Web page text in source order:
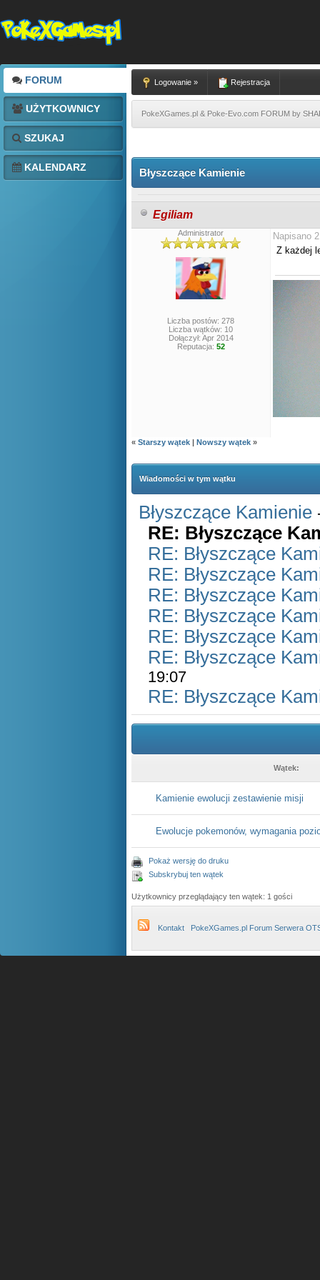
FORUM
UŻYTKOWNICY
SZUKAJ
KALENDARZ
Logowanie » Rejestracja
PokeXGames.pl & Poke-Evo.com FORUM by
Błyszczące Kamienie
Egiliam
Administrator
Liczba postów: 278
Liczba wątków: 10
Dołączył: Apr 2014
Reputacja: 52
Napisano
Z każdej
« Starszy wątek | Nowszy wątek »
Wiadomości w tym wątku
Błyszczące Kamienie
RE: Błyszczące
RE: Błyszczące
RE: Błyszczące
RE: Błyszczące
RE: Błyszczące
RE: Błyszczące
RE: Błyszczące
19:07
RE: Błyszczące
Wątek:
Kamienie ewolucji zestawienie misji
Ewolucje pokemonów, wymagania
Pokaż wersję do druku
Subskrybuj ten wątek
Użytkownicy przeglądający ten wątek: 1 gości
Kontakt PokeXGames.pl Forum Serwera